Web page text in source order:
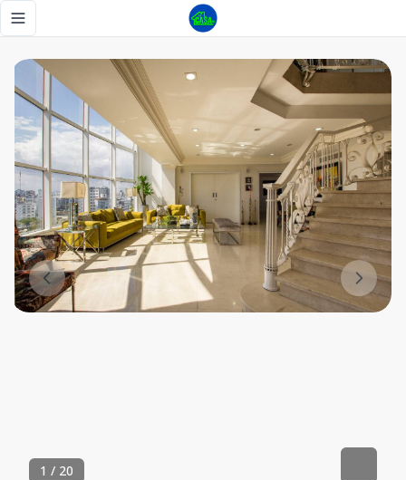
Toggle navigation menu
1 / 20
Impresionante PH en La Esperilla con ascensor interno